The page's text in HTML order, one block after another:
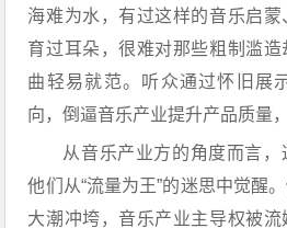
海难为水，有过这样的音乐启
育过耳朵，很难对那些粗制滥
曲轻易就范。听众通过怀旧展
向，倒逼音乐产业提升产品质量
从音乐产业方的角度而言
他们从“流量为王”的迷思中觉醒
大潮冲垮，音乐产业主导权被